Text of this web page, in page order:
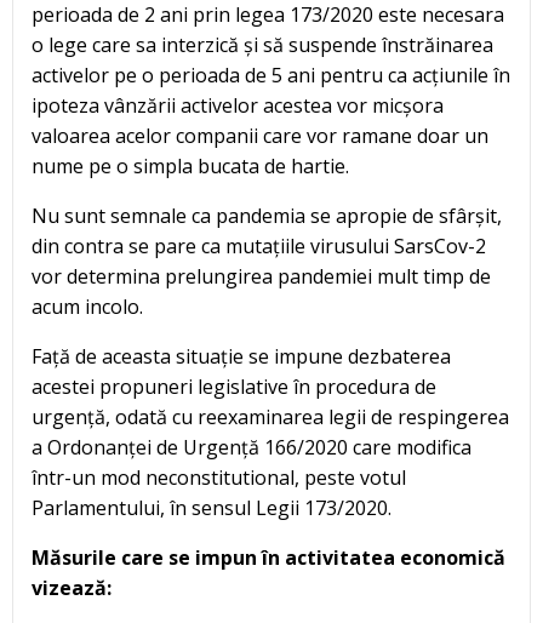
perioada de 2 ani prin legea 173/2020 este necesara
o lege care sa interzică și să suspende înstrăinarea
activelor pe o perioada de 5 ani pentru ca acțiunile în
ipoteza vânzării activelor acestea vor micșora
valoarea acelor companii care vor ramane doar un
nume pe o simpla bucata de hartie.
Nu sunt semnale ca pandemia se apropie de sfârșit,
din contra se pare ca mutațiile virusului SarsCov-2
vor determina prelungirea pandemiei mult timp de
acum incolo.
Față de aceasta situație se impune dezbaterea
acestei propuneri legislative în procedura de
urgență, odată cu reexaminarea legii de respingerea
a Ordonanței de Urgență 166/2020 care modifica
într-un mod neconstitutional, peste votul
Parlamentului, în sensul Legii 173/2020.
Măsurile care se impun în activitatea economică
vizează: